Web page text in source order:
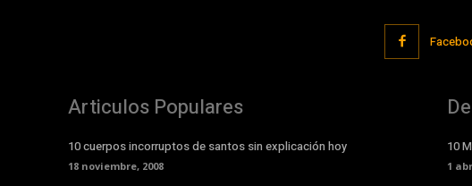
Articulos Populares
10 cuerpos incorruptos de santos sin explicación hoy
18 noviembre, 2008
10
1